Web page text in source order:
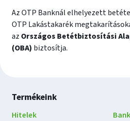
Az OTP Banknál elhelyezett
OTP Lakástakarék
az Országos Betétbiztosítási
(OBA) biztosítja.
Lábléc
navigáció
Termékeink
Hitelek